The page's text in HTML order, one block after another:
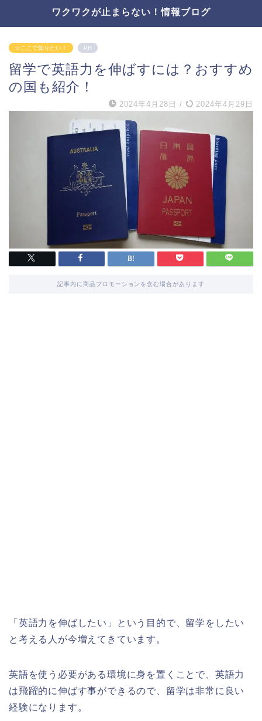
ワクワクが止まらない！情報ブログ
☆ここで知りたい！ PR
留学で英語力を伸ばすには？おすすめ
の国も紹介！
2024年4月28日 / 2024年4月29日
記事内に商品プロモーションを含む場合があります
「英語力を伸ばしたい」という目的で、留学をしたい
と考える人が今増えてきています。
英語を使う必要がある環境に身を置くことで、英語力
は飛躍的に伸ばす事ができるので、留学は非常に良い
経験になります。